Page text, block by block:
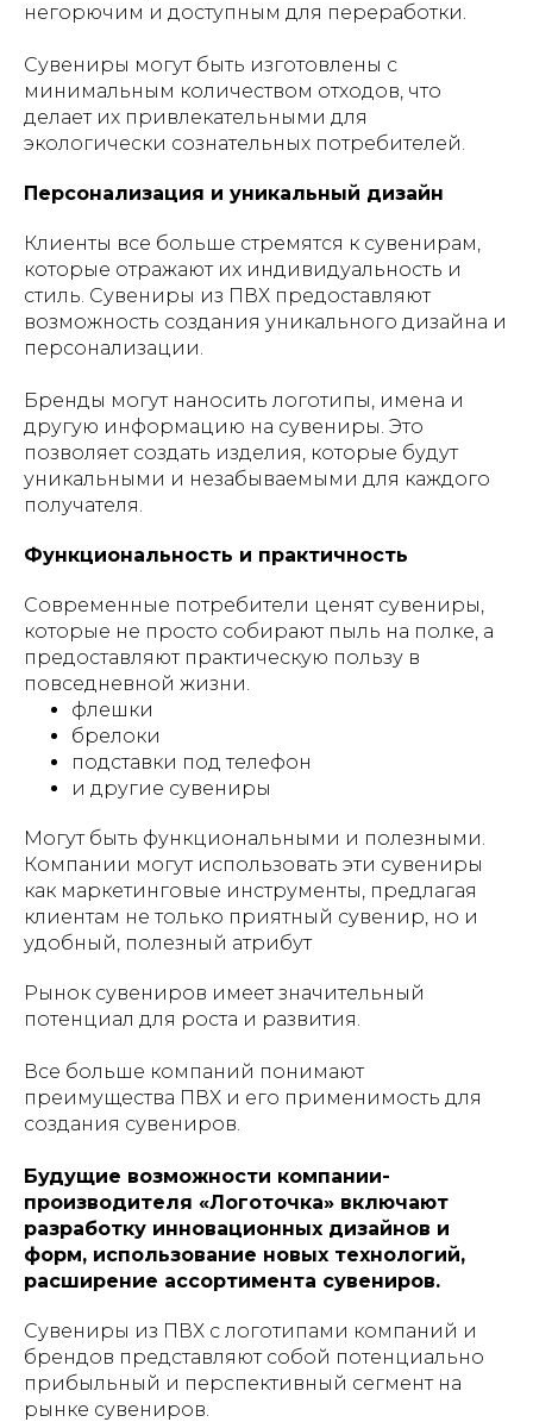
негорючим и доступным для переработки.
Сувениры могут быть изготовлены с
минимальным количеством отходов, что
делает их привлекательными для
экологически сознательных потребителей.
Персонализация и уникальный дизайн
Клиенты все больше стремятся к сувенирам,
которые отражают их индивидуальность и
стиль. Сувениры из ПВХ предоставляют
возможность создания уникального дизайна и
персонализации.
Бренды могут наносить логотипы, имена и
другую информацию на сувениры. Это
позволяет создать изделия, которые будут
уникальными и незабываемыми для каждого
получателя.
Функциональность и практичность
Современные потребители ценят сувениры,
которые не просто собирают пыль на полке, а
предоставляют практическую пользу в
повседневной жизни.
флешки
брелоки
подставки под телефон
и другие сувениры
Могут быть функциональными и полезными.
Компании могут использовать эти сувениры
как маркетинговые инструменты, предлагая
клиентам не только приятный сувенир, но и
удобный, полезный атрибут
Рынок сувениров имеет значительный
потенциал для роста и развития.
Все больше компаний понимают
преимущества ПВХ и его применимость для
создания сувениров.
Будущие возможности компании-
производителя «Логоточка» включают
разработку инновационных дизайнов и
форм, использование новых технологий,
расширение ассортимента сувениров.
Сувениры из ПВХ с логотипами компаний и
брендов представляют собой потенциально
прибыльный и перспективный сегмент на
рынке сувениров.